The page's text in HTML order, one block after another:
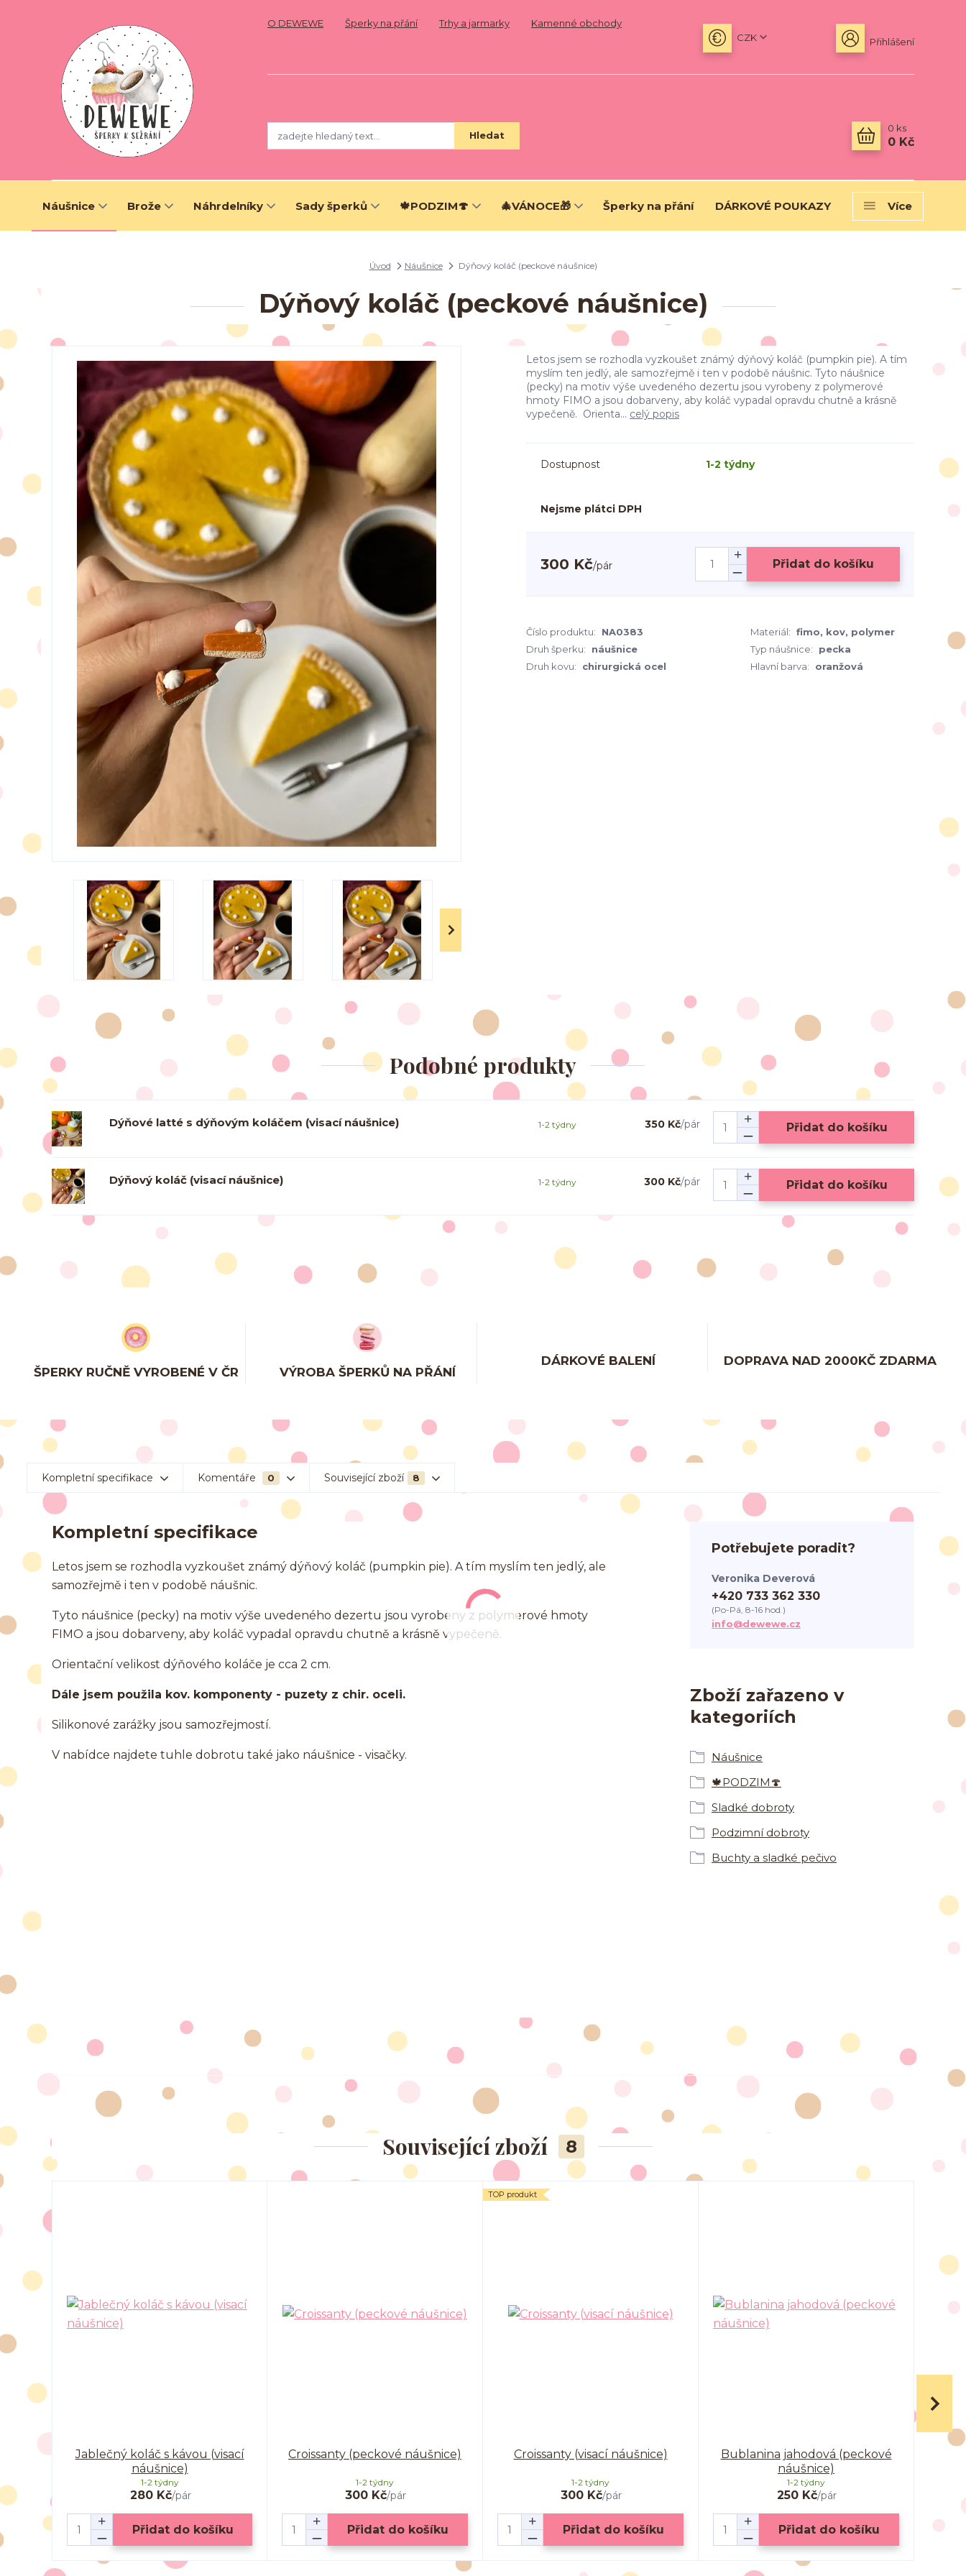
O DEWEWE Šperky na přání Trhy a jarmarky
Kamenné obchody
CZK
Přihlášení
Hledat
0 ks
0 Kč
Náušnice Brože Náhrdelníky Sady šperků 🍁PODZIM🍄 🎄VÁNOCE🎁 Šperky na přání DÁRKOVÉ POUKAZY Více
Úvod Náušnice Dýňový koláč (peckové náušnice)
Dýňový koláč (peckové náušnice)
Letos jsem se rozhodla vyzkoušet známý dýňový koláč (pumpkin pie). A tím
myslím ten jedlý, ale samozřejmě i ten v podobě náušnic. Tyto náušnice
(pecky) na motiv výše uvedeného dezertu jsou vyrobeny z polymerové
hmoty FIMO a jsou dobarveny, aby koláč vypadal opravdu chutně a krásně
vypečeně. Orienta... celý popis
Dostupnost 1-2 týdny
Nejsme plátci DPH
300 Kč/pár Přidat do košíku
Číslo produktu: NA0383 Materiál: fimo, kov, polymer
Druh šperku:
náušnice Typ náušnice:
pecka
Druh kovu:
chirurgická ocel Hlavní barva: oranžová
Podobné produkty
Dýňové latté s dýňovým koláčem (visací náušnice) 350 Kč/pár
1-2 týdny Přidat do košíku
Dýňový koláč (visací náušnice) 300 Kč/pár
1-2 týdny Přidat do košíku
ŠPERKY RUČNĚ VYROBENÉ V ČR VÝROBA ŠPERKŮ NA PŘÁNÍ
DÁRKOVÉ BALENÍ DOPRAVA NAD 2000KČ ZDARMA
Kompletní specifikace Komentáře 0 Související zboží 8
Kompletní specifikace
Letos jsem se rozhodla vyzkoušet známý dýňový koláč (pumpkin pie). A tím myslím ten jedlý, ale
samozřejmě i ten v podobě náušnic.
Tyto náušnice (pecky) na motiv výše uvedeného dezertu jsou vyrobeny z polymerové hmoty
FIMO a jsou dobarveny, aby koláč vypadal opravdu chutně a krásně vypečeně.
Orientační velikost dýňového koláče je cca 2 cm.
Dále jsem použila kov. komponenty - puzety z chir. oceli.
Silikonové zarážky jsou samozřejmostí.
V nabídce najdete tuhle dobrotu také jako náušnice - visačky.
Zboží zařazeno v
kategoriích
Náušnice
🍁PODZIM🍄
Sladké dobroty
Podzimní dobroty
Buchty a sladké pečivo
Potřebujete poradit?
Veronika Deverová
+420 733 362 330
(Po-Pá, 8-16 hod.)
info@dewewe.cz
Související zboží 8
Jablečný koláč s kávou (visací
náušnice)
280 Kč/pár
1-2 týdny
Přidat do košíku
Croissanty (peckové náušnice)
300 Kč/pár
1-2 týdny
Přidat do košíku
TOP produkt
Croissanty (visací náušnice)
300 Kč/pár
1-2 týdny
Přidat do košíku
Bublanina jahodová (peckové
náušnice)
250 Kč/pár
1-2 týdny
Přidat do košíku